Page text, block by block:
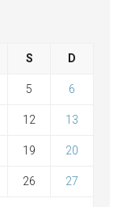
S D
5 6
12 13
19 20
26 27